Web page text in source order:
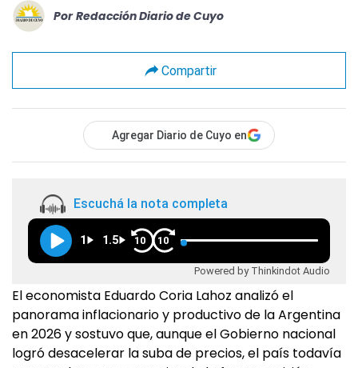
Por Redacción Diario de Cuyo
Compartir
Agregar Diario de Cuyo en
Escuchá la nota completa
1 1.5 10 10
Powered by Thinkindot Audio
El economista Eduardo Coria Lahoz analizó el
panorama inflacionario y productivo de la Argentina
en 2026 y sostuvo que, aunque el Gobierno nacional
logró desacelerar la suba de precios, el país todavía